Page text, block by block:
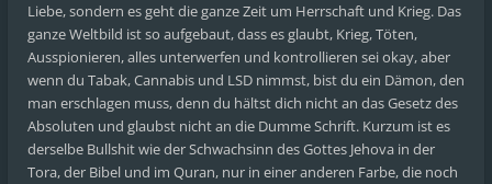
Liebe, sondern es geht die ganze Zeit um Herrschaft und Krieg. Das
ganze Weltbild ist so aufgebaut, dass es glaubt, Krieg, Töten,
Ausspionieren, alles unterwerfen und kontrollieren sei okay, aber
wenn du Tabak, Cannabis und LSD nimmst, bist du ein Dämon, den
man erschlagen muss, denn du hältst dich nicht an das Gesetz des
Absoluten und glaubst nicht an die Dumme Schrift. Kurzum ist es
derselbe Bullshit wie der Schwachsinn des Gottes Jehova in der
Tora, der Bibel und im Quran, nur in einer anderen Farbe, die noch